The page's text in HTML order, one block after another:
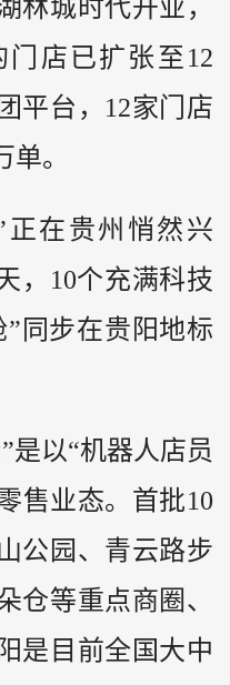
林城时代开业，
店已扩张至12
平台，12家门店
。
在贵州悄然兴
，10个充满科技
同步在贵阳地标
是以“机器人店员
售业态。首批10
公园、青云路步
仓等重点商圈、
是目前全国大中